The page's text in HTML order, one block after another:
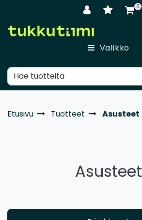
0
Valikko
Etusivu Tuotteet Asusteet
Asusteet